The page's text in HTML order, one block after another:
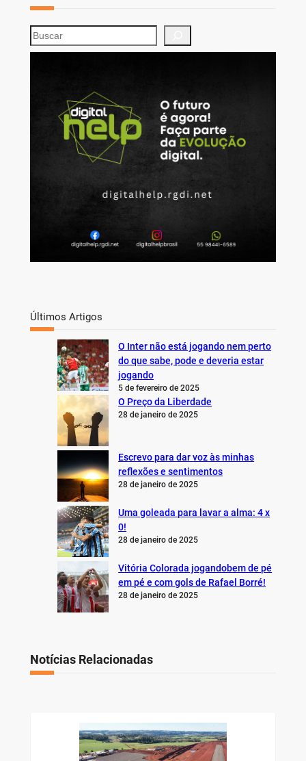
S
e
Últimos Artigos
O Inter não está jogando nem perto
do que sabe, pode e deveria estar
jogando
5 de fevereiro de 2025
O Preço da Liberdade
28 de janeiro de 2025
Escrevo para dar voz às minhas
reflexões e sentimentos
28 de janeiro de 2025
Uma goleada para lavar a alma: 4 x
0!
28 de janeiro de 2025
Vitória Colorada jogandobem de pé
em pé e com gols de Rafael Borré!
28 de janeiro de 2025
Notícias Relacionadas